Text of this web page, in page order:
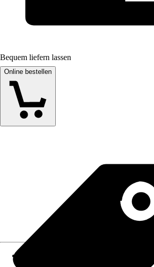
Bequem liefern lassen
Online bestellen